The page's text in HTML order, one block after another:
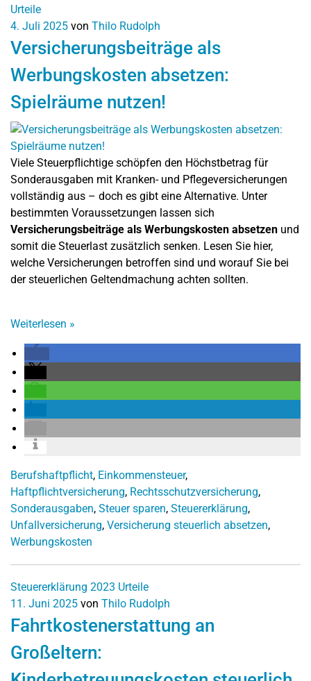
Urteile
4. Juli 2025 von Thilo Rudolph
Versicherungsbeiträge als
Werbungskosten absetzen:
Spielräume nutzen!
Viele Steuerpflichtige schöpfen den Höchstbetrag für
Sonderausgaben mit Kranken- und Pflegeversicherungen
vollständig aus – doch es gibt eine Alternative. Unter
bestimmten Voraussetzungen lassen sich
Versicherungsbeiträge als Werbungskosten absetzen und
somit die Steuerlast zusätzlich senken. Lesen Sie hier,
welche Versicherungen betroffen sind und worauf Sie bei
der steuerlichen Geltendmachung achten sollten.
Weiterlesen »
Berufshaftpflicht, Einkommensteuer,
Haftpflichtversicherung, Rechtsschutzversicherung,
Sonderausgaben, Steuer sparen, Steuererklärung,
Unfallversicherung, Versicherung steuerlich absetzen,
Werbungskosten
Steuererklärung 2023 Urteile
11. Juni 2025 von Thilo Rudolph
Fahrtkostenerstattung an
Großeltern: